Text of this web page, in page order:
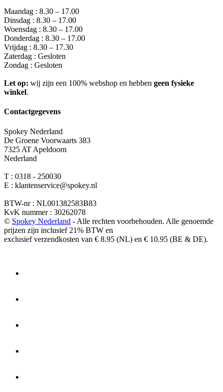
Maandag : 8.30 – 17.00
Dinsdag : 8.30 – 17.00
Woensdag : 8.30 – 17.00
Donderdag : 8.30 – 17.00
Vrijdag : 8.30 – 17.30
Zaterdag : Gesloten
Zondag : Gesloten
Let op: wij zijn een 100% webshop en hebben geen fysieke
winkel.
Contactgegevens
Spokey Nederland
De Groene Voorwaarts 383
7325 AT Apeldoorn
Nederland
T : 0318 - 250030
E : klantenservice@spokey.nl
BTW-nr : NL001382583B83
KvK nummer : 30262078
© Spokey Nederland - Alle rechten voorbehouden. Alle genoemde
prijzen zijn inclusief 21% BTW en
exclusief verzendkosten van € 8.95 (NL) en € 10.95 (BE & DE).